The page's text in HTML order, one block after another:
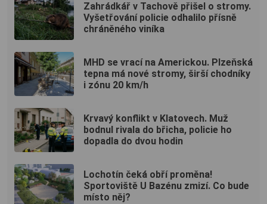
Zahrádkář v Tachově přišel o stromy.
Vyšetřování policie odhalilo přísně
chráněného viníka
MHD se vrací na Americkou. Plzeňská
tepna má nové stromy, širší chodníky
i zónu 20 km/h
Krvavý konflikt v Klatovech. Muž
bodnul rivala do břicha, policie ho
dopadla do dvou hodin
Lochotín čeká obří proměna!
Sportoviště U Bazénu zmizí. Co bude
místo něj?